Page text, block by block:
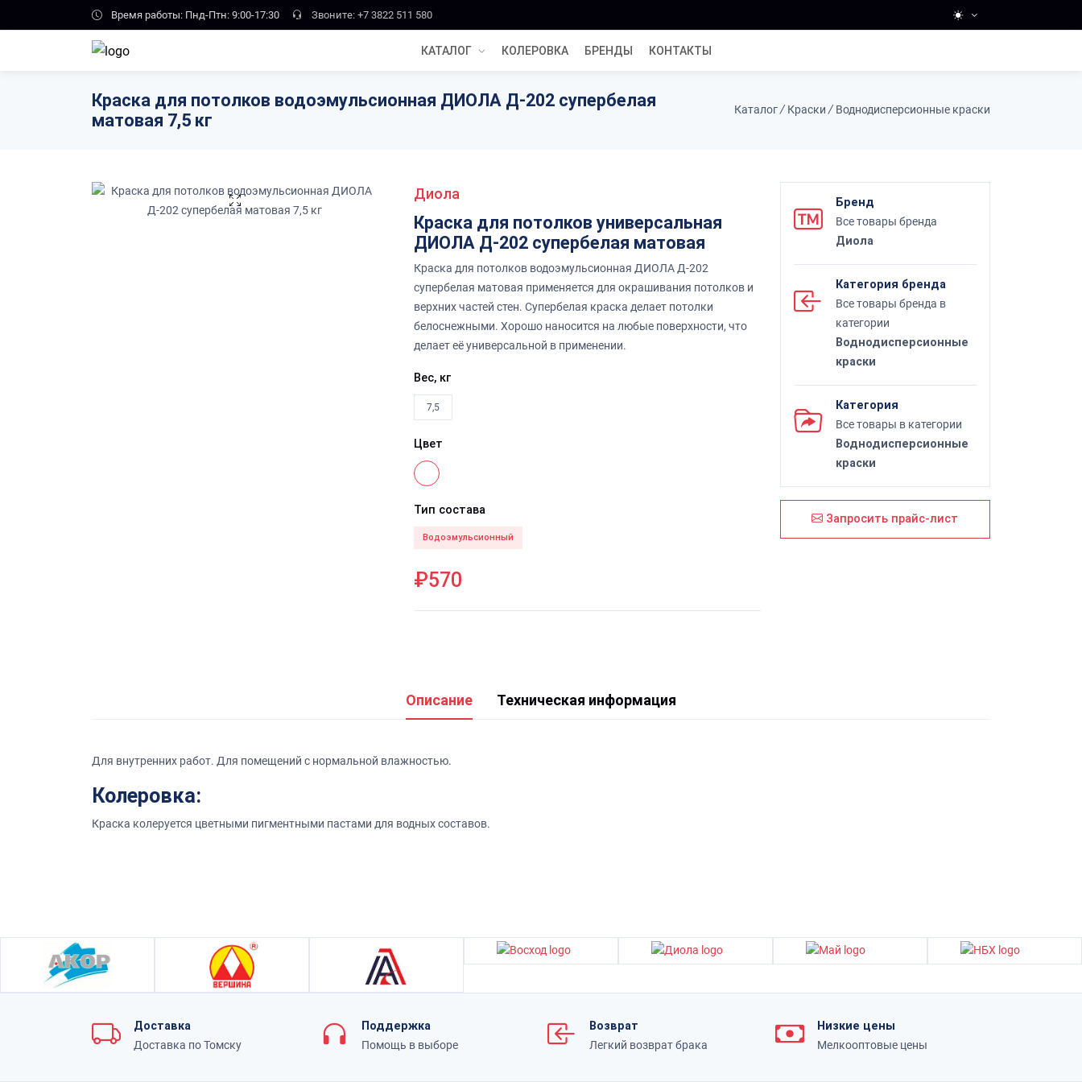
Skip to main content Время работы: Пнд-Птн: 9:00-17:30 Звоните: +7 3822 511 580
КАТАЛОГ КОЛЕРОВКА БРЕНДЫ КОНТАКТЫ
Краска для потолков водоэмульсионная ДИОЛА Д-202 супербелая
матовая 7,5 кг
Каталог/ Краски / Воднодисперсионные краски
Диола
Краска для потолков универсальная
ДИОЛА Д-202 супербелая матовая
Краска для потолков водоэмульсионная ДИОЛА Д-202
супербелая матовая применяется для окрашивания потолков и
верхних частей стен. Супербелая краска делает потолки
белоснежными. Хорошо наносится на любые поверхности, что
делает её универсальной в применении.
Вес, кг
7,5
Цвет
Тип состава
Водоэмульсионный
₽570
Бренд
Все товары бренда
Диола
Категория бренда
Все товары бренда в
категории
Воднодисперсионные
краски
Категория
Все товары в категории
Воднодисперсионные
краски
Запросить прайс-лист
Описание Техническая информация
Для внутренних работ. Для помещений с нормальной влажностью.
Колеровка:
Краска колеруется цветными пигментными пастами для водных составов.
Доставка
Доставка по Томску
Поддержка
Помощь в выборе
Возврат
Легкий возврат брака
Низкие цены
Мелкооптовые цены